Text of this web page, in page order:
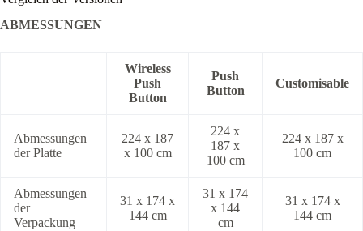
ABMESSUNGEN
Wireless
Push
Button
Push
Button
Customisable
Abmessungen
der Platte
224 x 187
x 100 cm
224 x
187 x
100 cm
224 x 187 x
100 cm
Abmessungen
der
Verpackung
31 x 174 x
144 cm
31 x 174
x 144
cm
31 x 174 x
144 cm